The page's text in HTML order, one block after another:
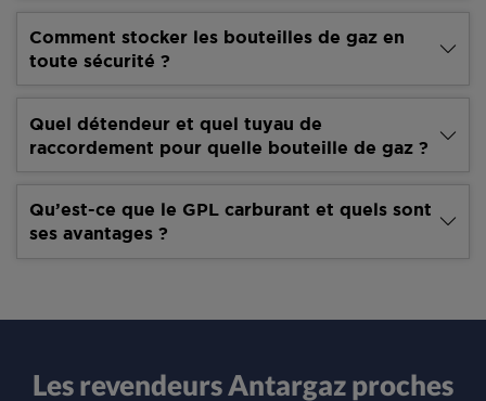
Comment stocker les bouteilles de gaz en
toute sécurité ?
Quel détendeur et quel tuyau de
raccordement pour quelle bouteille de gaz ?
Qu’est-ce que le GPL carburant et quels sont
ses avantages ?
Les revendeurs Antargaz proches